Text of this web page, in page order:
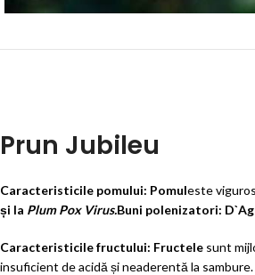
Prun Jubileu
Caracteristicile pomului: Pomuleste
și la Plum Pox Virus.Buni polenizatori:
Caracteristicile fructului: Fructele sunt
insuficient de acidă și neaderentă la sambure.